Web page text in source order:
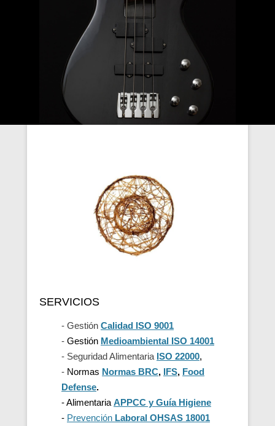
SERVICIOS
- Gestión Calidad ISO 9001
- Gestión Medioambiental ISO 14001
- Seguridad Alimentaria ISO 22000,
- Normas Normas BRC, IFS, Food
Defense.
- AlimentariaAPPCC y Guía Higiene
- Prevención Laboral OHSAS 18001